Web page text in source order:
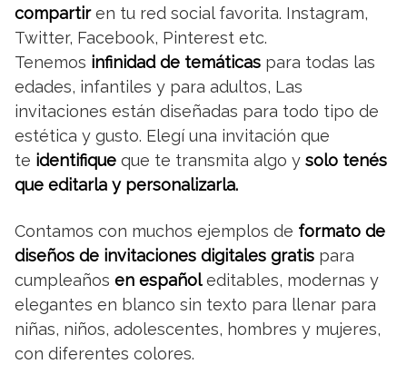
compartiren tu red social favorita. Instagram,
Twitter, Facebook, Pinterest etc.
Tenemos infinidad de temáticas para todas las
edades, infantiles y para adultos, Las
invitaciones están diseñadas para todo tipo de
estética y gusto. Elegí una invitación que
te identifique que te transmita algo y solo tenés
que editarla y personalizarla.
Contamos con muchos ejemplos de formato de
diseños de invitaciones digitales gratis para
cumpleaños en españoleditables, modernas y
elegantes en blanco sin texto para llenar para
niñas, niños, adolescentes, hombres y mujeres,
con diferentes colores.